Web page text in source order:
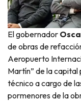
El gobernador
de obras de
Aeropuerto
Martín” de la capital
técnico a cargo de
pormenores de la